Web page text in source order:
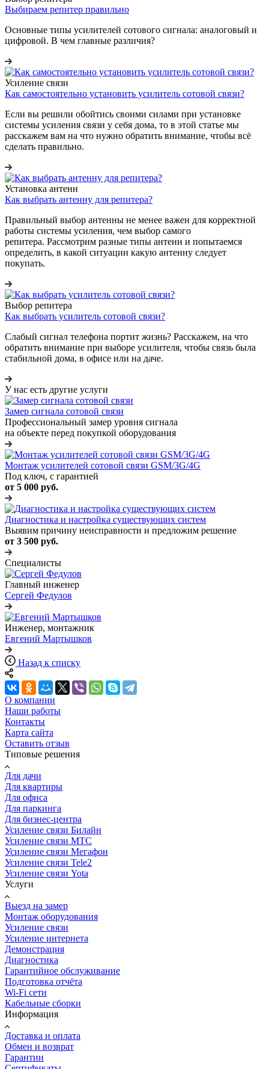
Выбираем репитер правильно
Основные типы усилителей сотового сигнала: аналоговый и
цифровой. В чем главные различия?
Усиление связи
Как самостоятельно установить усилитель сотовой связи?
Если вы решили обойтись своими силами при установке
системы усиления связи у себя дома, то в этой статье мы
расскажем вам на что нужно обратить внимание, чтобы всё
сделать правильно.
Установка антенн
Как выбрать антенну для репитера?
Правильный выбор антенны не менее важен для корректной
работы системы усиления, чем выбор самого
репитера. Рассмотрим разные типы антенн и попытаемся
определить, в какой ситуации какую антенну следует
покупать.
Выбор репитера
Как выбрать усилитель сотовой связи?
Слабый сигнал телефона портит жизнь? Расскажем, на что
обратить внимание при выборе усилителя, чтобы связь была
стабильной дома, в офисе или на даче.
У нас есть другие услуги
Замер сигнала сотовой связи
Профессиональный замер уровня сигнала
на объекте перед покупкой оборудования
Монтаж усилителей сотовой связи GSM/3G/4G
Под ключ, с гарантией
от 5 000 руб.
Диагностика и настройка существующих систем
Выявим причину неисправности и предложим решение
от 3 500 руб.
Специалисты
Главный инженер
Сергей Федулов
Инженер, монтажник
Евгений Мартышков
Назад к списку
О компании
Наши работы
Контакты
Карта сайта
Оставить отзыв
Типовые решения
Для дачи
Для квартиры
Для офиса
Для паркинга
Для бизнес-центра
Усиление связи Билайн
Усиление связи МТС
Усиление связи Мегафон
Усиление связи Tele2
Усиление связи Yota
Услуги
Выезд на замер
Монтаж оборудования
Усиление связи
Усиление интернета
Демонстрация
Диагностика
Гарантийное обслуживание
Подготовка отчёта
Wi-Fi сети
Кабельные сборки
Информация
Доставка и оплата
Обмен и возврат
Гарантии